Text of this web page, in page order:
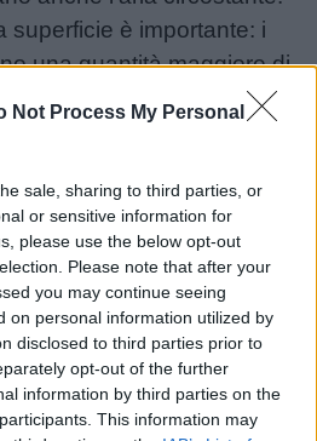
Not Process My Personal
sale, sharing to third parties, or
or sensitive information for
please use the below opt-out
Please note that after your
you may continue seeing
on personal information utilized by
disclosed to third parties prior to
opt-out of the further
information by third parties on the
This information may
superficie è importante: i
una quantità maggiore di
chiari lo riflettono verso lo
le distese di ghiaccio
è quasi nero, assorbe la
solari.
e i condizionatori
la temperatura in
li azionano producono
circostante.